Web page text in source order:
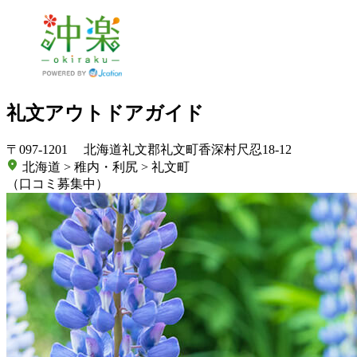
礼文アウトドアガイド
〒097-1201 北海道礼文郡礼文町香深村尺忍18-12
北海道 > 稚内・利尻 > 礼文町
（口コミ募集中）